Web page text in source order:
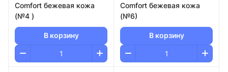
Comfort бежевая кожа
(№4 )
В корзину
Comfort бежевая кожа
(№6)
В корзину